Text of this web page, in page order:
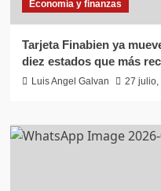
Economía y finanzas
Tarjeta Finabien ya
diez estados que más
Luis Angel Galvan 27 julio,